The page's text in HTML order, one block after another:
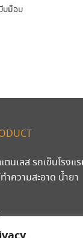
บม็อบ
นเลส รถเข็นโรงแ
ความสะอาด น้ำยา
,092-262-9240